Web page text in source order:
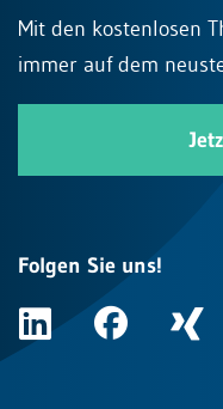
Mit den kostenlosen
immer auf dem
Folgen Sie uns!